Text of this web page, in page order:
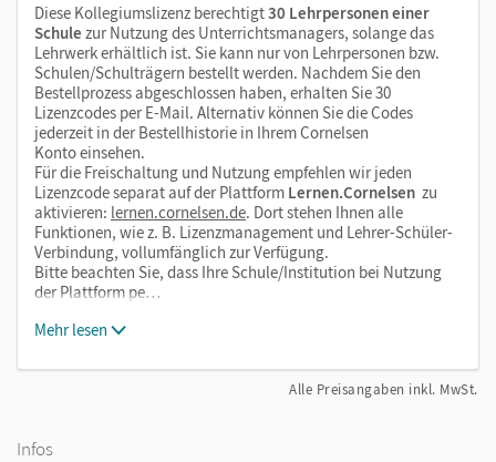
Diese Kollegiumslizenz berechtigt30 Lehrpersonen einer
Schule zur Nutzung des Unterrichtsmanagers, solange das
Lehrwerk erhältlich ist. Sie kann nur von Lehrpersonen bzw.
Schulen/Schulträgern bestellt werden. Nachdem Sie den
Bestellprozess abgeschlossen haben, erhalten Sie 30
Lizenzcodes per E-Mail. Alternativ können Sie die Codes
jederzeit in der Bestellhistorie in Ihrem Cornelsen
Konto einsehen.
Für die Freischaltung und Nutzung empfehlen wir jeden
Lizenzcode separat auf der Plattform Lernen.Cornelsen zu
aktivieren: lernen.cornelsen.de. Dort stehen Ihnen alle
Funktionen, wie z. B. Lizenzmanagement und Lehrer-Schüler-
Verbindung, vollumfänglich zur Verfügung.
Bitte beachten Sie, dass Ihre Schule/Institution bei Nutzung
der Plattform pe…
Mehr lesen
Alle Preisangaben inkl. MwSt.
Infos